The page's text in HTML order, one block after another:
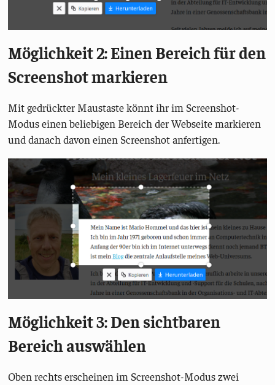
Möglichkeit 2: Einen Bereich für den
Screenshot markieren
Mit gedrückter Maustaste könnt ihr im Screenshot-
Modus einen beliebigen Bereich der Webseite markieren
und danach davon einen Screenshot anfertigen.
Möglichkeit 3: Den sichtbaren
Bereich auswählen
Oben rechts erscheinen im Screenshot-Modus zwei